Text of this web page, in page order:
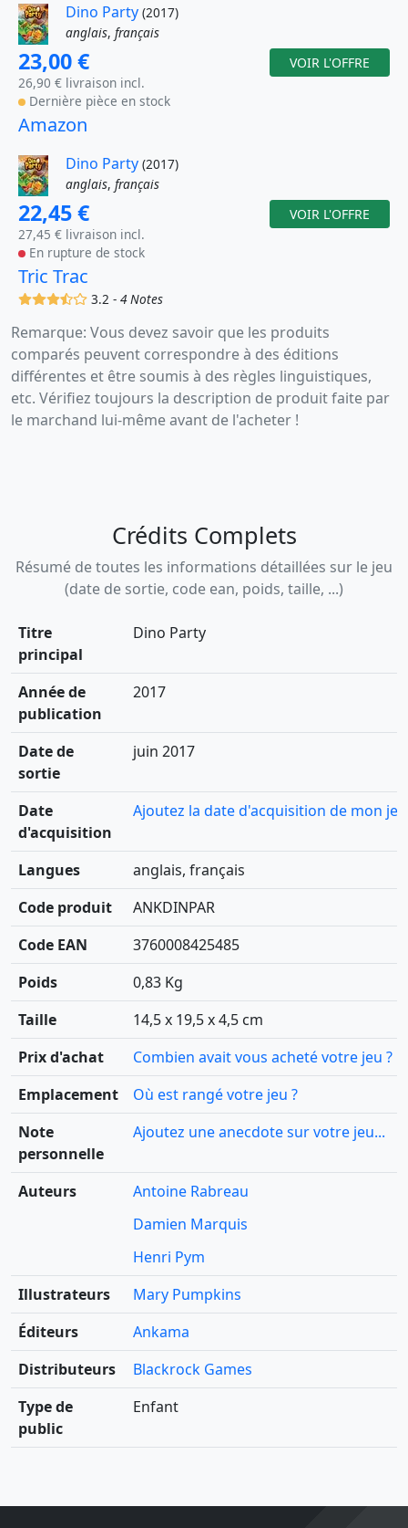
Dino Party (2017)
anglais, français
23,00 €
26,90 € livraison incl.
Dernière pièce en stock
VOIR L'OFFRE
Amazon
Dino Party (2017)
anglais, français
22,45 €
27,45 € livraison incl.
En rupture de stock
VOIR L'OFFRE
Tric Trac
(x)(x)(x)(,)()
3.2 - 4 Notes
Remarque: Vous devez savoir que les produits
comparés peuvent correspondre à des éditions
différentes et être soumis à des règles linguistiques,
etc. Vérifiez toujours la description de produit faite par
le marchand lui-même avant de l'acheter !
Crédits Complets
Résumé de toutes les informations détaillées sur le jeu
(date de sortie, code ean, poids, taille, ...)
Titre
principal
Dino Party
Année de
publication
2017
Date de
sortie
juin 2017
Date
d'acquisition
Ajoutez la date d'acquisition de mon jeu
Langues
anglais, français
Code produit
ANKDINPAR
Code EAN
3760008425485
Poids
0,83 Kg
Taille
14,5 x 19,5 x 4,5 cm
Prix d'achat
Combien avait vous acheté votre jeu ?
Emplacement
Où est rangé votre jeu ?
Note
personnelle
Ajoutez une anecdote sur votre jeu...
Auteurs
Antoine Rabreau
Damien Marquis
Henri Pym
Illustrateurs
Mary Pumpkins
Éditeurs
Ankama
Distributeurs
Blackrock Games
Type de
public
Enfant